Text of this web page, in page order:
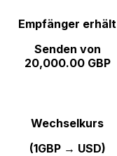
Empfänger erhält
Senden von
20,000.00 GBP
Wechselkurs
(1GBP → USD)